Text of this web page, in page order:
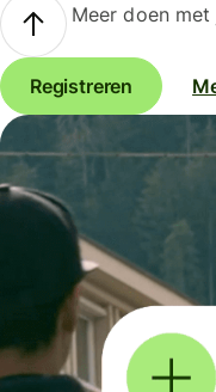
Meer doen
Registreren